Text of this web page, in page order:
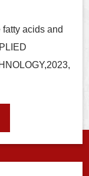
acids and